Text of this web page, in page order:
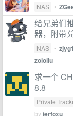
NAS •
给兄弟们
器，附带
NAS •
zololiu
求一个
8.8
Private
by jerfoxu